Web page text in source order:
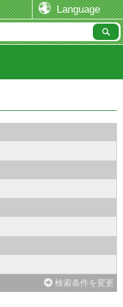
Language
検索条件を変更